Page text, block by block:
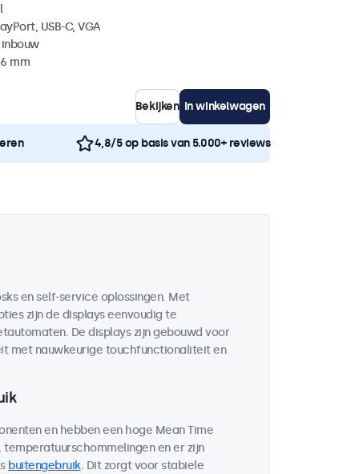
USB-C, VGA
mm
Bekijken In winkelwagen
4,8/5 op basis van 5.000+ reviews
en self-service oplossingen. Met
zijn de displays eenvoudig te
De displays zijn gebouwd voor
met nauwkeurige touchfunctionaliteit en
en hebben een hoge Mean Time
en er zijn
buitengebruik. Dit zorgt voor stabiele